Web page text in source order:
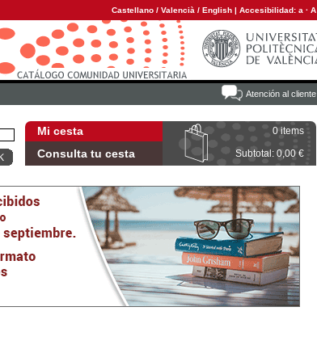
Castellano / Valencià / English | Accesibilidad: a · A
Atención al cliente
Mi cesta 0 items
Consulta tu cesta Subtotal: 0,00 €